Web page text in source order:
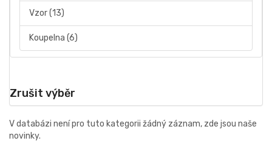
Vzor(13)
Koupelna (6)
Zrušit výběr
V databázi není pro tuto kategorii žádný záznam, zde jsou naše
novinky.